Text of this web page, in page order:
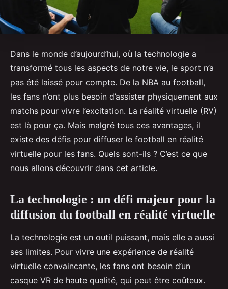
Dans le monde d’aujourd’hui, où la technologie a
transformé tous les aspects de notre vie, le sport n’a
pas été laissé pour compte. De la NBA au football,
les fans n’ont plus besoin d’assister physiquement aux
matchs pour vivre l’excitation. La réalité virtuelle (RV)
est là pour ça. Mais malgré tous ces avantages, il
existe des défis pour diffuser le football en réalité
virtuelle pour les fans. Quels sont-ils ? C’est ce que
nous allons découvrir dans cet article.
La technologie : un défi majeur pour la
diffusion du football en réalité virtuelle
La technologie est un outil puissant, mais elle a aussi
ses limites. Pour vivre une expérience de réalité
virtuelle convaincante, les fans ont besoin d’un
casque VR de haute qualité, qui peut être coûteux.